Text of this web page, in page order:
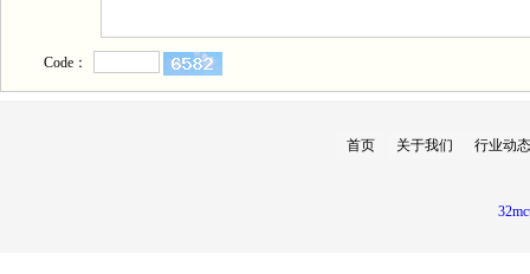
Code：
首页 关于我们 行业动态